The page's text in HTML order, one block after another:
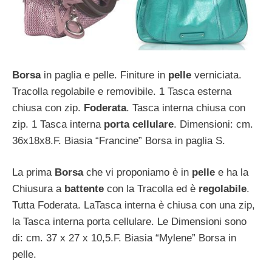
Borsain paglia e pelle. Finiture in pelle verniciata.
Tracolla regolabile e removibile. 1 Tasca esterna
chiusa con zip. Foderata. Tasca interna chiusa con
zip. 1 Tasca interna porta cellulare. Dimensioni: cm.
36x18x8.F. Biasia “Francine” Borsa in paglia S.
La prima Borsache vi proponiamo è in pelle e ha la
Chiusura a battente con la Tracolla ed è regolabile.
Tutta Foderata. LaTasca interna è chiusa con una zip,
la Tasca interna porta cellulare. Le Dimensioni sono
di: cm. 37 x 27 x 10,5.F. Biasia “Mylene” Borsa in
pelle.